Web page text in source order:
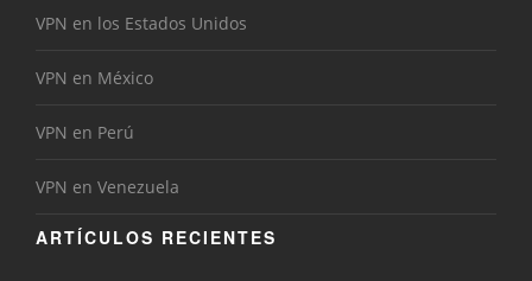
VPN en los Estados Unidos
VPN en México
VPN en Perú
VPN en Venezuela
ARTÍCULOS RECIENTES